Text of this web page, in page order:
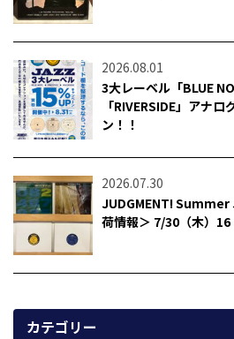
2026.08.01
3大レーベル「BLUE
「RIVERSIDE」アナ
ン！！
2026.07.30
JUDGMENT!
荷情報＞ 7/30（木）
カテゴリー